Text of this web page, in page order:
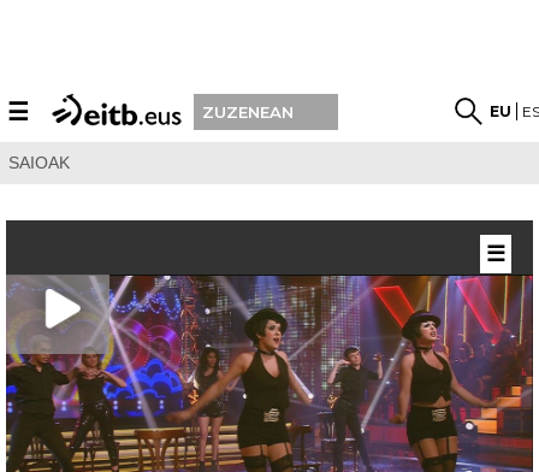
☰ ZUZENEAN EU
SAIOAK
☰